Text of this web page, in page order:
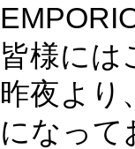
皆様には
昨夜より
になって